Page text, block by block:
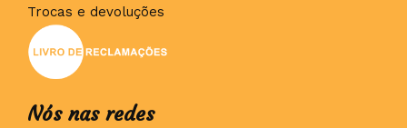
Trocas e devoluções
Nós nas redes